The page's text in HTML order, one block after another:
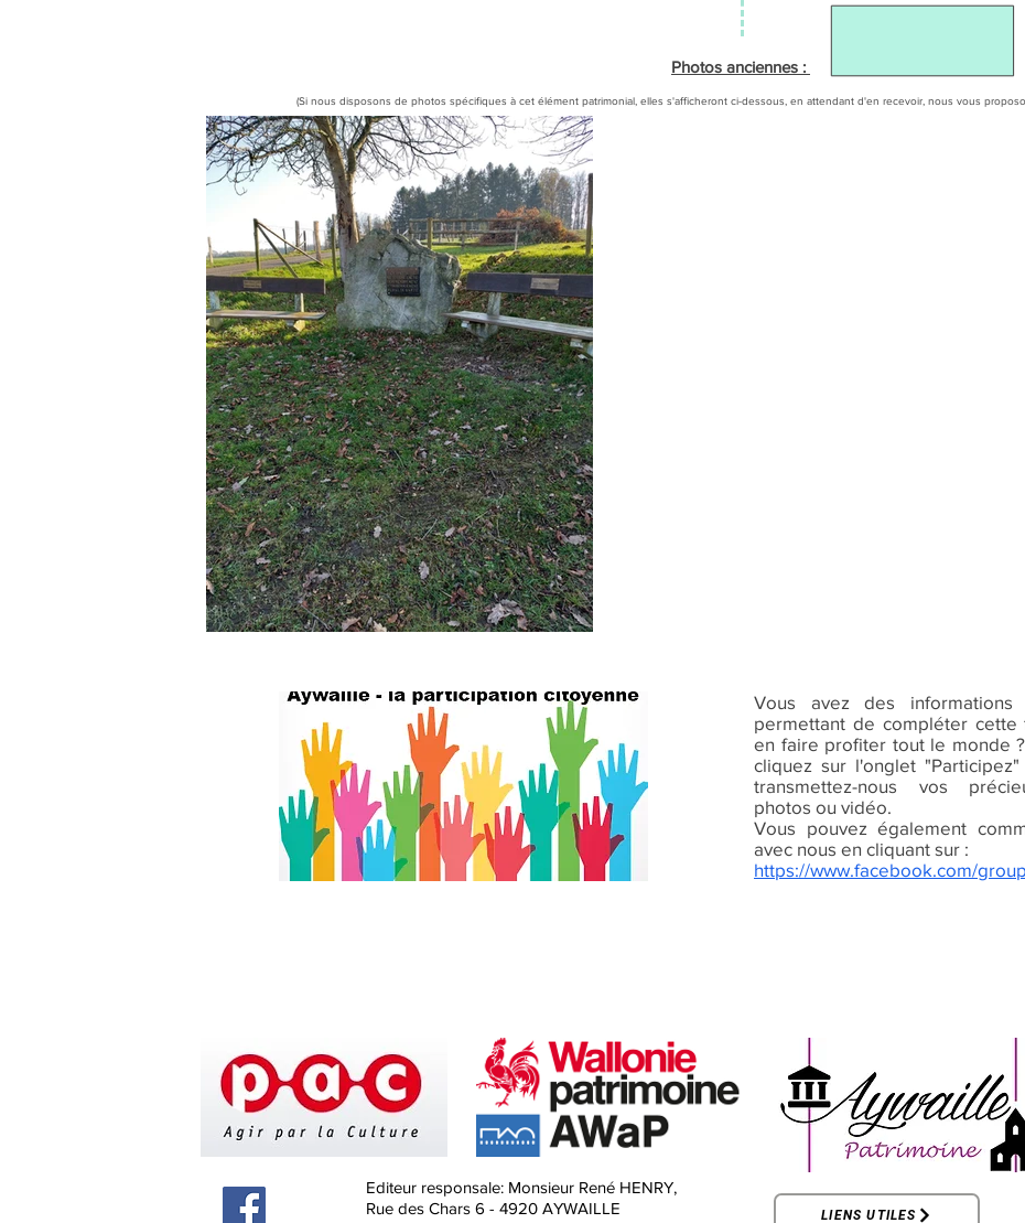
Photos anciennes :
(Si nous disposons de photos spécifiques à cet élément patrimonial, elles s'afficheront ci-dessous, en attendant d'en recevoir, nous vous
Vous avez des
permettant de compléter cette
en faire profiter tout le monde
cliquez sur l'onglet
transmettez-nous vos
photos ou vidéo.
Vous pouvez également
avec nous en cliquant sur :
https://www.facebook.com/
Editeur responsale: Monsieur René HENRY,
Rue des Chars 6 - 4920 AYWAILLE
LIENS UTILES